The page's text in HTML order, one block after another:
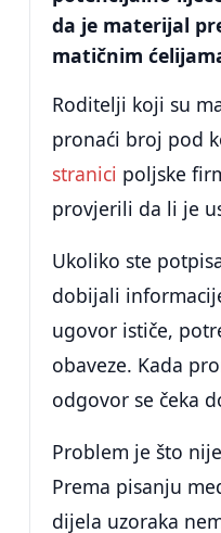
da je materijal
matičnim
Roditelji koji su
pronaći broj pod
stranici poljske
provjerili da li je
Ukoliko ste
dobijali
ugovor ističe,
obaveze. Kada
odgovor se čeka
Problem je što
Prema pisanju
dijela uzoraka